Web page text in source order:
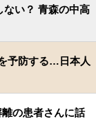
ない？ 青森の中高
予防する…日本人
の患者さんに話